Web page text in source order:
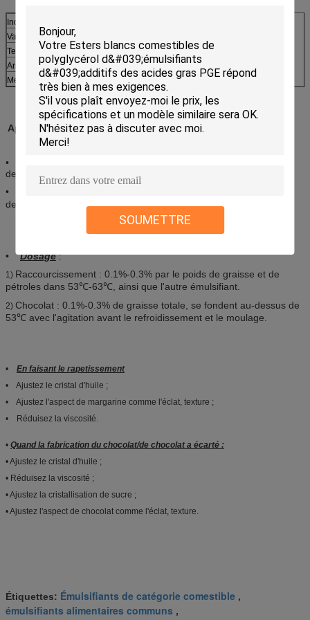
SOUMETTRE
Indice d'acidité (magnésium KOH/g)
Valeur de saponification (magnésium KOH/g)
Teneur en hydroxyle (magnésium KOH/g)
66-80 ou au besoin
Arsenic (comme, mg/kg)
≤3
Métal lourd (comme Pb, mg/kg)
≤1
Applications :
• Il a employé dans le rapetissement, chocolat, diffusion, et ainsi
de suite.
• Particulièrement pour des graisses et des pétroles que le point
de fusion est 32℃-34℃.
•Dosage:
1) Raccourcissement : 0.1%-0.3% par le poids de graisse et de
pétroles dans 53℃-63℃, ainsi que l'autre émulsifiant.
2) Chocolat : 0.1%-0.3% de graisse totale, se fondent au-dessus de
53℃ avec l'agitation avant le refroidissement et le moulage.
• En faisant le rapetissement
• Ajustez le cristal d'huile ;
• Ajustez l'aspect de margarine comme l'éclat, texture ;
• Réduisez la viscosité.
• Quand la fabrication du chocolat/de chocolat a écarté :
• Ajustez le cristal d'huile ;
• Réduisez la viscosité ;
• Ajustez la cristallisation de sucre ;
• Ajustez l'aspect de chocolat comme l'éclat, texture.
Étiquettes: Émulsifiants de catégorie comestible ,
émulsifiants alimentaires communs ,